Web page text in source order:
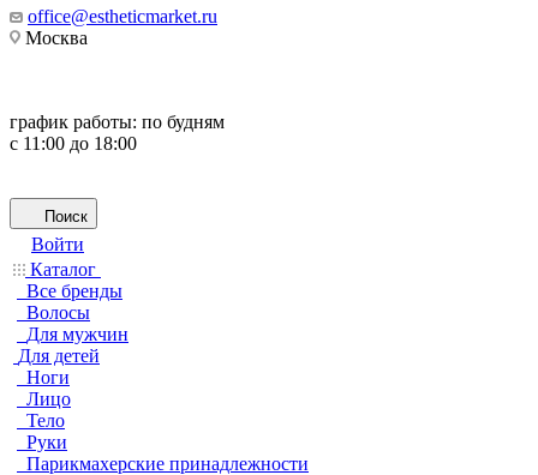
office@estheticmarket.ru
Москва
график работы: по будням
с 11:00 до 18:00
Поиск
Войти
Каталог
Все бренды
Волосы
Для мужчин
Для детей
Ноги
Лицо
Тело
Руки
Парикмахерские принадлежности